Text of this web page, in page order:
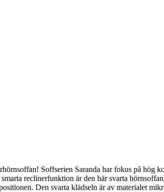
Soffserien Saranda har fokus på
reclinerfunktion är den här svarta
Den svarta klädseln är av materialet